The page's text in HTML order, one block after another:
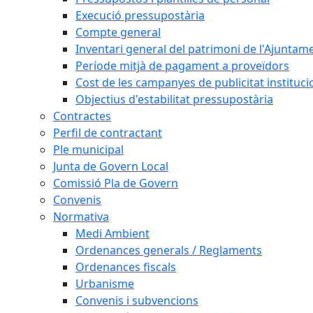
Execució pressupostària
Compte general
Inventari general del patrimoni de
Període mitjà de pagament a proveïdors
Cost de les campanyes de publicitat
Objectius d'estabilitat pressupostària
Contractes
Perfil de contractant
Ple municipal
Junta de Govern Local
Comissió Pla de Govern
Convenis
Normativa
Medi Ambient
Ordenances generals / Reglaments
Ordenances fiscals
Urbanisme
Convenis i subvencions